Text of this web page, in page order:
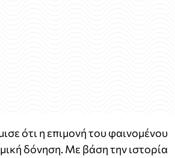
ότι η επιμονή του φαινομένου
δόνηση. Με βάση την ιστορία